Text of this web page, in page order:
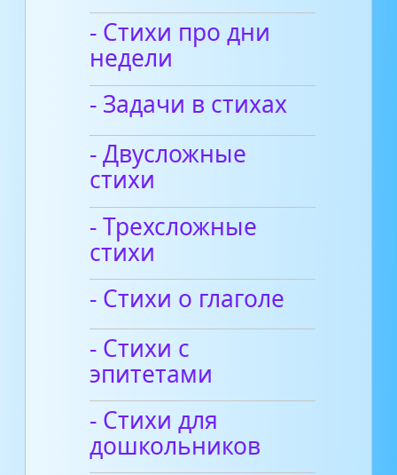
- Стихи про дни
недели
- Задачи в стихах
- Двусложные
стихи
- Трехсложные
стихи
- Стихи о глаголе
- Стихи с
эпитетами
- Стихи для
дошкольников